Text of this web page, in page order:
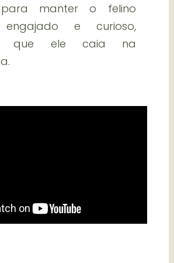
manter o felino
engajado e curioso,
que ele caia na